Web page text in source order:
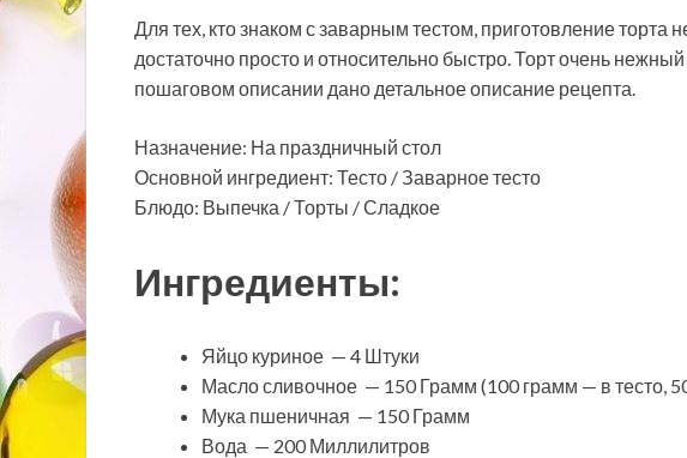
Для тех, кто знаком с заварным тестом, приготовление торта
достаточно просто и относительно быстро. Торт очень
пошаговом описании дано детальное описание рецепта.
Назначение: На праздничный стол
Основной ингредиент: Тесто / Заварное тесто
Блюдо: Выпечка / Торты / Сладкое
Ингредиенты:
Яйцо куриное — 4 Штуки
Масло сливочное — 150 Грамм (100 грамм — в тесто,
Мука пшеничная — 150 Грамм
Вода — 200 Миллилитров